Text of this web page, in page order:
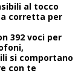
al tocco
corretta per
392 voci per
si comportano
con te